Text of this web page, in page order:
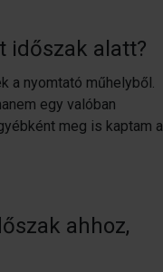
időszak alatt?
a nyomtató műhelyből.
egy valóban
meg is kaptam a
ahhoz,